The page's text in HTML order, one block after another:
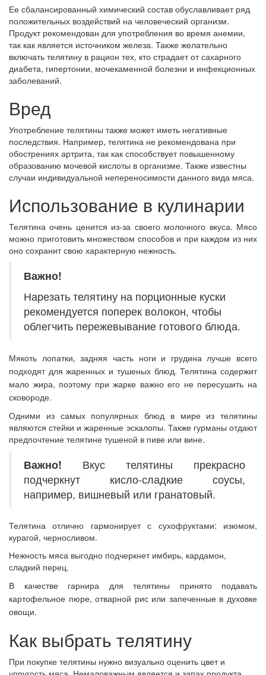
Ее сбалансированный химический состав обуславливает ряд
положительных воздействий на человеческий организм.
Продукт рекомендован для употребления во время анемии,
так как является источником железа. Также желательно
включать телятину в рацион тех, кто страдает от сахарного
диабета, гипертонии, мочекаменной болезни и инфекционных
заболеваний.
Вред
Употребление телятины также может иметь негативные
последствия. Например, телятина не рекомендована при
обострениях артрита, так как способствует повышенному
образованию мочевой кислоты в организме. Также известны
случаи индивидуальной непереносимости данного вида мяса.
Использование в кулинарии
Телятина очень ценится из-за своего молочного вкуса. Мясо
можно приготовить множеством способов и при каждом из них
оно сохранит свою характерную нежность.
Важно!
Нарезать телятину на порционные куски
рекомендуется поперек волокон, чтобы
облегчить пережевывание готового блюда.
Мякоть лопатки, задняя часть ноги и грудина лучше всего
подходят для жаренных и тушеных блюд. Телятина содержит
мало жира, поэтому при жарке важно его не пересушить на
сковороде.
Одними из самых популярных блюд в мире из телятины
являются стейки и жаренные эскалопы. Также гурманы отдают
предпочтение телятине тушеной в пиве или вине.
Важно! Вкус телятины прекрасно
подчеркнут кисло-сладкие соусы,
например, вишневый или гранатовый.
Телятина отлично гармонирует с сухофруктами: изюмом,
курагой, черносливом.
Нежность мяса выгодно подчеркнет имбирь, кардамон,
сладкий перец.
В качестве гарнира для телятины принято подавать
картофельное пюре, отварной рис или запеченные в духовке
овощи.
Как выбрать телятину
При покупке телятины нужно визуально оценить цвет и